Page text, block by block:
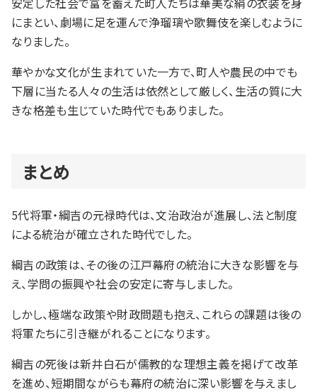
にまとい、劇場に足を運んで浄瑠璃や歌舞伎を楽しむように
なりました。
華やかな文化が生まれていた一方で、町人や農民の中でも
下層に当たる人々の生活は依然として厳しく、生活の質に大
きな格差も生じていた時代でもありました。
まとめ
5代将軍・綱吉の元禄時代は、文治政治が進展し、法と制度
による統治が確立された時代でした。
綱吉の政策は、その後の江戸幕府の統治に大きな影響を与
え、学問の振興や社会の安定に寄与しました。
しかし、極端な政策や財政問題も抱え、これらの課題は後の
将軍たちに引き継がれることになります。
綱吉の死後は新井白石が儒教的な理想主義を掲げて改革
を進め、短期間ながらも幕府の統治に深い影響を与えまし